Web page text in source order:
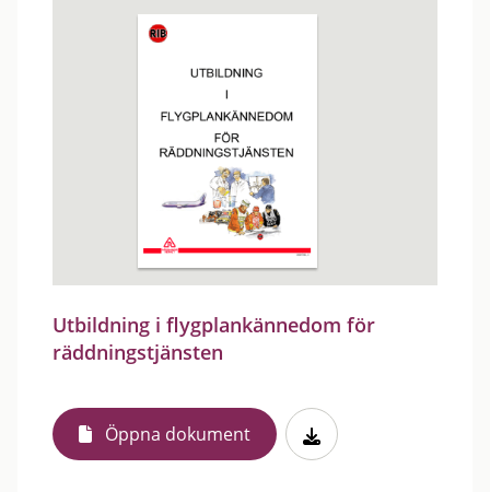
Utbildning i flygplankännedom för
räddningstjänsten
Öppna dokument